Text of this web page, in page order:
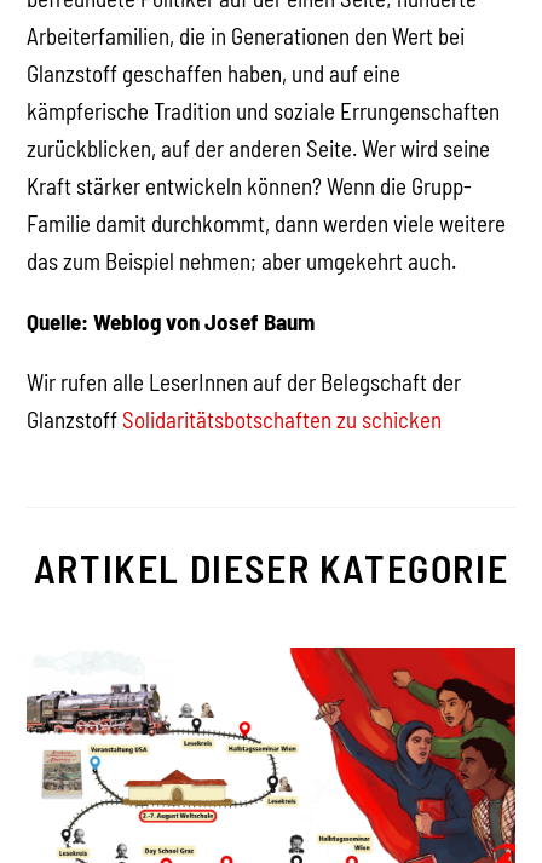
Arbeiterfamilien, die in Generationen den Wert bei
Glanzstoff geschaffen haben, und auf eine
kämpferische Tradition und soziale Errungenschaften
zurückblicken, auf der anderen Seite. Wer wird seine
Kraft stärker entwickeln können? Wenn die Grupp-
Familie damit durchkommt, dann werden viele weitere
das zum Beispiel nehmen; aber umgekehrt auch.
Quelle: Weblog von Josef Baum
Wir rufen alle LeserInnen auf der Belegschaft der
GlanzstoffSolidaritätsbotschaften zu schicken
ARTIKEL DIESER KATEGORIE